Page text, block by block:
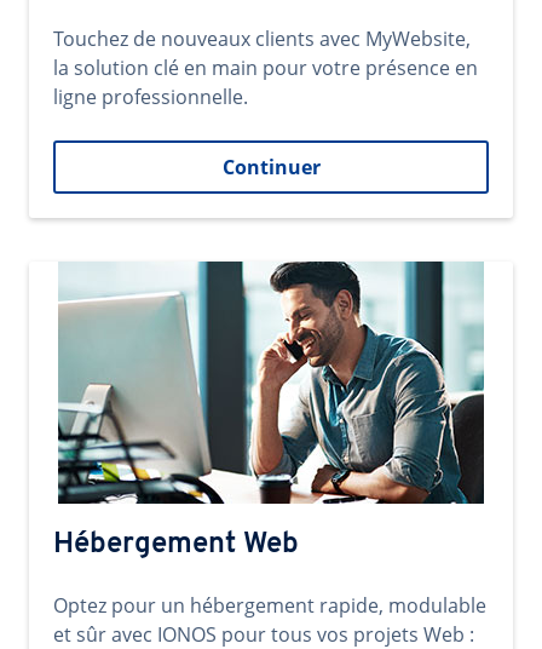
Touchez de nouveaux clients avec MyWebsite,
la solution clé en main pour votre présence en
ligne professionnelle.
Continuer
Hébergement Web
Optez pour un hébergement rapide, modulable
et sûr avec IONOS pour tous vos projets Web :